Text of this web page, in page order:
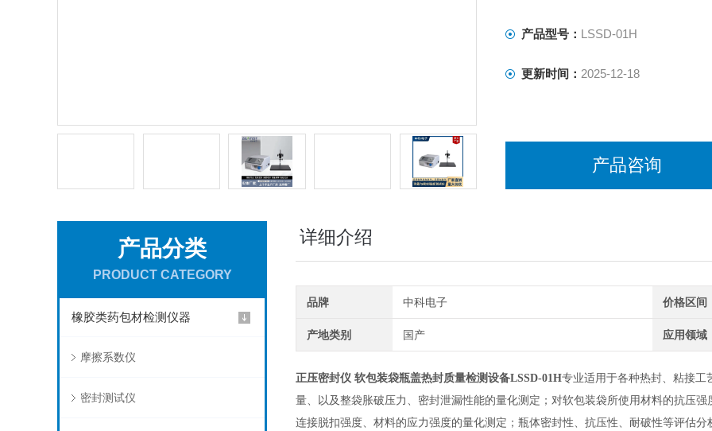
产品型号： LSSD-01H
更新时间： 2025-12-18
产品咨询
产品分类
PRODUCT CATEGORY
橡胶类药包材检测仪器
摩擦系数仪
密封测试仪
详细介绍
品牌 中科电子 价格区间
产地类别 国产 应用领域
正压密封仪 软包装袋瓶盖热封质量检测设备LSSD-01H专业适用于各种热封、粘接工
量、以及整袋胀破压力、密封泄漏性能的量化测定；对软包装袋所使用材料的抗压
连接脱扣强度、材料的应力强度的量化测定；瓶体密封性、抗压性、耐破性等评估